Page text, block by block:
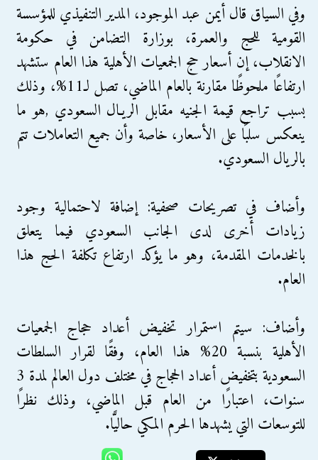
وفي السياق قال أيمن عبد الموجود، المدير التنفيذي للمؤسسة
القومية للحج والعمرة، بوزارة التضامن في حكومة
الانقلاب، إن أسعار حج الجمعيات الأهلية هذا العام ستشهد
ارتفاعًا ملحوظًا مقارنة بالعام الماضي، تصل لـ11%، وذلك
بسبب تراجع قيمة الجنيه مقابل الريـال السعودي ,هو ما
ينعكس سلبًا على الأسعار، خاصة وأن جميع التعاملات تتم
بالريال السعودي.
وأضاف في تصريحات صحفية: إضافة لاحتمالية وجود
زيادات أخرى لدى الجانب السعودي فيما يتعلق
بالخدمات المقدمة، وهو ما يؤكد ارتفاع تكلفة الحج هذا
العام.
وأضاف: سيتم استمرار تخفيض أعداد حجاج الجمعيات
الأهلية بنسبة 20% هذا العام، وفقًا لقرار السلطات
السعودية بتخفيض أعداد الحجاج في مختلف دول العالم لمدة 3
سنوات، اعتبارًا من العام قبل الماضي، وذلك نظرًا
للتوسعات التي يشهدها الحرم المكي حاليًّا.